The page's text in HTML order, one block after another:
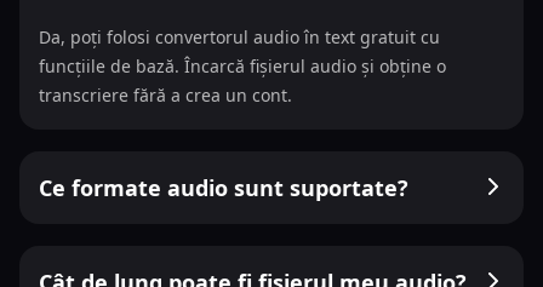
Da, poți folosi convertorul audio în text gratuit cu
funcțiile de bază. Încarcă fișierul audio și obține o
transcriere fără a crea un cont.
Ce formate audio sunt suportate?